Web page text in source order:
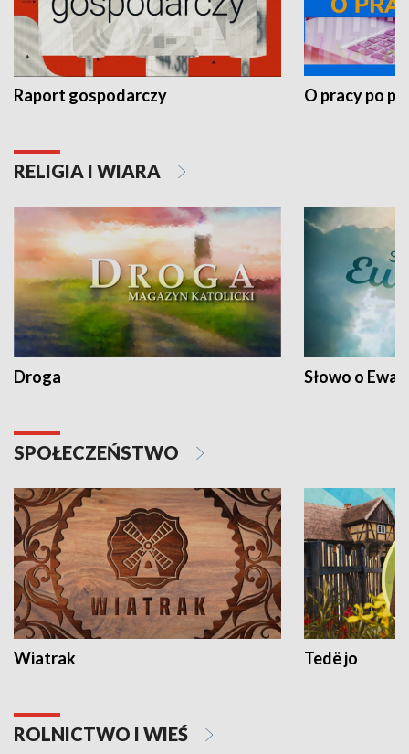
Raport gospodarczy O pracy po
RELIGIA I WIARA
Droga Słowo o
SPOŁECZEŃSTWO
Wiatrak Tedë jo
ROLNICTWO I WIEŚ